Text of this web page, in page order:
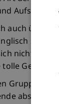
Aufsätzen.
auch
sind.
nicht, mit
tolle